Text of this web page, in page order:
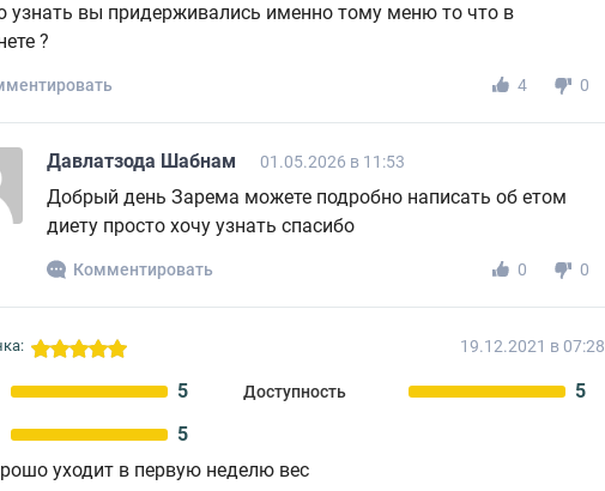
узнать вы придерживались именно тому меню то что в
?
4 0
Давлатзода Шабнам 01.05.2026 в 11:53
Добрый день Зарема можете подробно написать об етом
диету просто хочу узнать спасибо
Комментировать 0 0
19.12.2021 в 07:28
5 Доступность 5
5
уходит в первую неделю вес